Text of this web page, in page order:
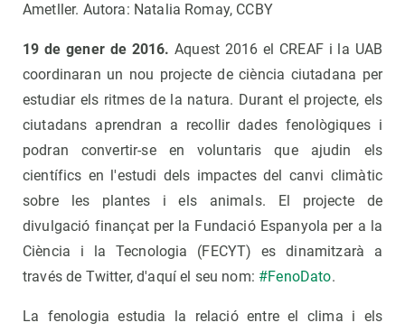
Ametller. Autora: Natalia Romay, CCBY
19 de gener de 2016. Aquest 2016 el CREAF i la UAB
coordinaran un nou projecte de ciència ciutadana per
estudiar els ritmes de la natura. Durant el projecte, els
ciutadans aprendran a recollir dades fenològiques i
podran convertir-se en voluntaris que ajudin els
científics en l'estudi dels impactes del canvi climàtic
sobre les plantes i els animals. El projecte de
divulgació finançat per la Fundació Espanyola per a la
Ciència i la Tecnologia (FECYT) es dinamitzarà a
través de Twitter, d'aquí el seu nom: #FenoDato.
La fenologia estudia la relació entre el clima i els